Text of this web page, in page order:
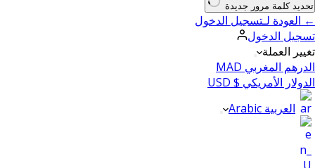
تحديد كلمة مرور جديدة
← العودة لـتسجيل الدخول
تسجيل الدخول
تغيير العملة
الدرهم المغربي MAD
الدولار الأمريكي $ USD
العربية Arabic